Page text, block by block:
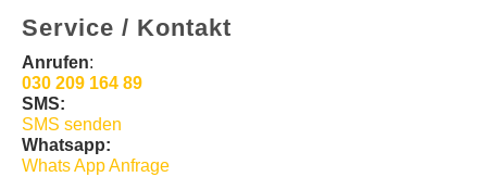
Service / Kontakt
Anrufen:
030 209 164 89
SMS:
SMS senden
Whatsapp:
Whats App Anfrage